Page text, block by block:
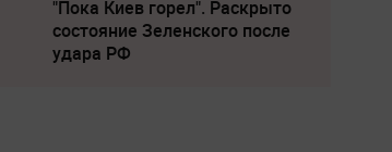
"Пока Киев горел". Раскрыто
состояние Зеленского после
удара РФ